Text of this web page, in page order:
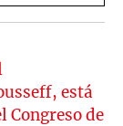
está
Congreso de